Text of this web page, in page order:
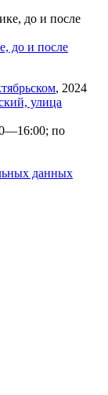
до и после
, 2024
улица
по
данных